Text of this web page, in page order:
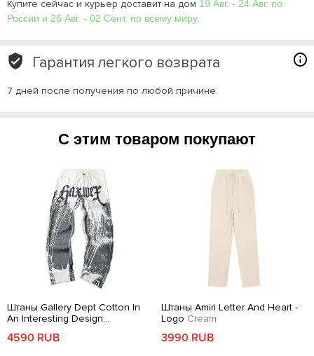
Купите сейчас и курьер доставит на дом 19 Авг. - 24 Авг. по
России и 26 Авг. - 02 Сент. по всему миру.
Гарантия легкого возврата
7 дней после получения по любой причине
С этим товаром покупают
Штаны Gallery Dept Cotton In
An Interesting Design
4590 RUB
Штаны Amiri Letter And Heart -
Logo Cream
3990 RUB